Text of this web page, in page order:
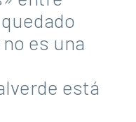
es una
está